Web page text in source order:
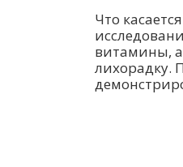
Что
витамины,
лихорадку.